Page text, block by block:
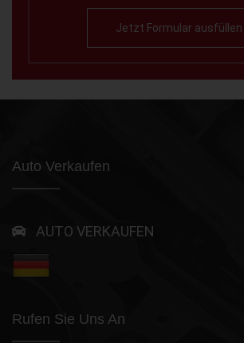
Jetzt Formular ausfüllen
Auto Verkaufen
AUTO VERKAUFEN
Rufen Sie Uns An